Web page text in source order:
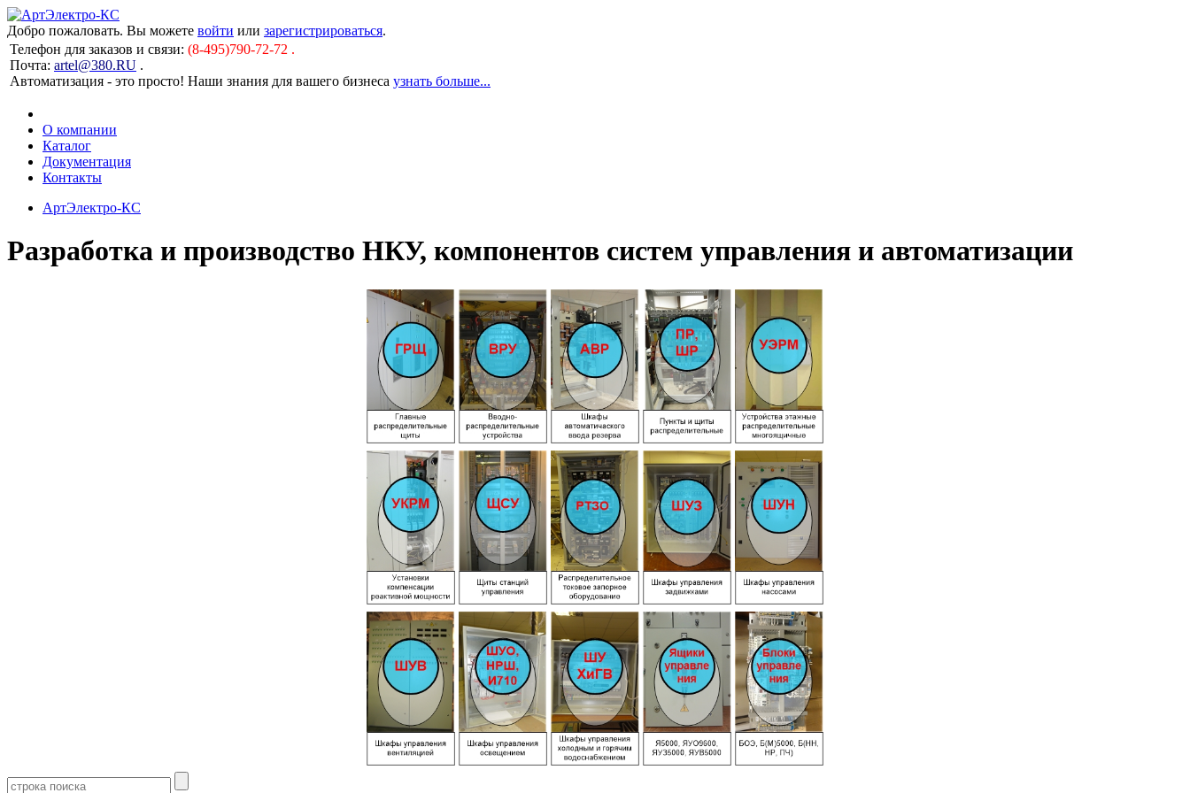
Добро пожаловать. Вы можете войти или зарегистрироваться.
Телефон для заказов и связи: (8-495)790-72-72 .
Почта: artel@380.RU .
Автоматизация - это просто! Наши знания для вашего бизнеса узнать больше...
О компании
Каталог
Документация
Контакты
АртЭлектро-КС
Разработка и производство НКУ, компонентов систем управления и автоматизации